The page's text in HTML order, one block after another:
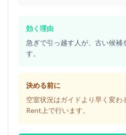
効く理由
急ぎで引っ越す人が、古い候補
す。
決める前に
空室状況はガイドより早く変わ
Rent上で行います。